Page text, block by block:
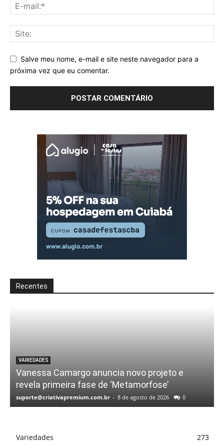
Salve meu nome, e-mail e site neste navegador para a
próxima vez que eu comentar.
Recentes
VARIEDADES
Vanessa Camargo anuncia novo projeto e
revela primeira fase de ‘Metamorfose’
suporte@criativapremium.com.br - 8 de agosto de 2026 0
Variedades
273